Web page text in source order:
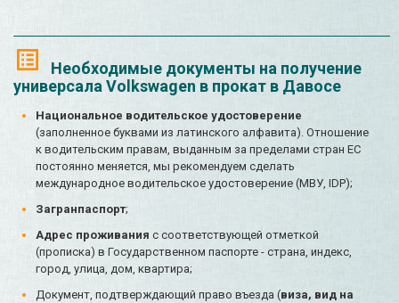
Необходимые документы на получение
универсала Volkswagen в прокат в Давосе
Национальное водительское удостоверение
(заполненное буквами из латинского алфавита). Отношение
к водительским правам, выданным за пределами стран ЕС
постоянно меняется, мы рекомендуем сделать
международное водительское удостоверение (МВУ, IDP);
Загранпаспорт;
Адрес проживания с соответствующей отметкой
(прописка) в Государственном паспорте - страна, индекс,
город, улица, дом, квартира;
Документ, подтверждающий право въезда (виза, вид на